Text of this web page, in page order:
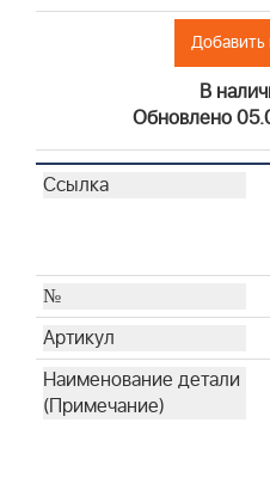
Добавить
В
Обновлено